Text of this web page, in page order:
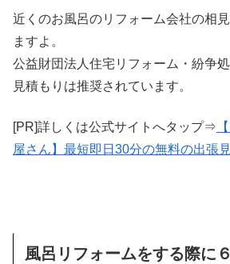
近くのお風呂のリフォーム会社の相
ますよ。
公益財団法人住宅リフォーム・紛争
見積もりは推奨されています。
[PR]詳しくは公式サイトへタップ⇒
屋さん】最短即日30分の無料の出張
風呂リフォームをする際に